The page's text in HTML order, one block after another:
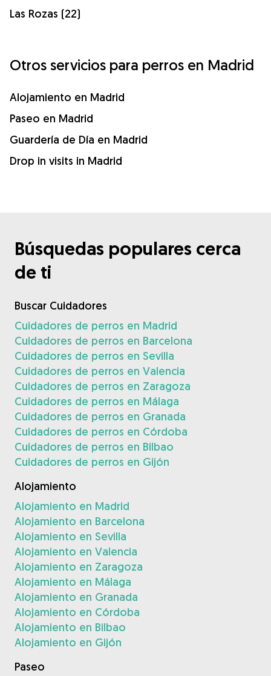
Las Rozas (22)
Otros servicios para perros en Madrid
Alojamiento en Madrid
Paseo en Madrid
Guardería de Día en Madrid
Drop in visits in Madrid
Búsquedas populares cerca
de ti
Buscar Cuidadores
Cuidadores de perros en Madrid
Cuidadores de perros en Barcelona
Cuidadores de perros en Sevilla
Cuidadores de perros en Valencia
Cuidadores de perros en Zaragoza
Cuidadores de perros en Málaga
Cuidadores de perros en Granada
Cuidadores de perros en Córdoba
Cuidadores de perros en Bilbao
Cuidadores de perros en Gijón
Alojamiento
Alojamiento en Madrid
Alojamiento en Barcelona
Alojamiento en Sevilla
Alojamiento en Valencia
Alojamiento en Zaragoza
Alojamiento en Málaga
Alojamiento en Granada
Alojamiento en Córdoba
Alojamiento en Bilbao
Alojamiento en Gijón
Paseo